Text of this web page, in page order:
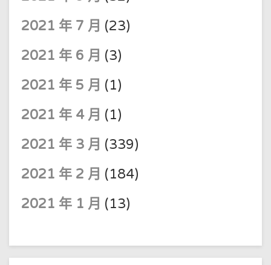
2021 年 7 月 (23)
2021 年 6 月 (3)
2021 年 5 月 (1)
2021 年 4 月 (1)
2021 年 3 月 (339)
2021 年 2 月 (184)
2021 年 1 月 (13)